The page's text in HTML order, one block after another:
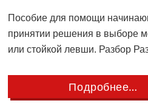
Пособие для помощи
принятии решения в выборе
или стойкой левши. Разбор
Подробнее…